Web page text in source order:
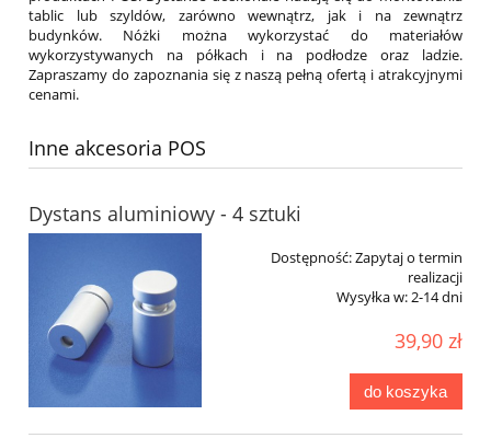
tablic lub szyldów, zarówno wewnątrz, jak i na zewnątrz
budynków. Nóżki można wykorzystać do materiałów
wykorzystywanych na półkach i na podłodze oraz ladzie.
Zapraszamy do zapoznania się z naszą pełną ofertą i atrakcyjnymi
cenami.
Inne akcesoria POS
Dystans aluminiowy - 4 sztuki
Dostępność:Zapytaj o termin
realizacji
Wysyłka w:2-14 dni
39,90 zł
do koszyka